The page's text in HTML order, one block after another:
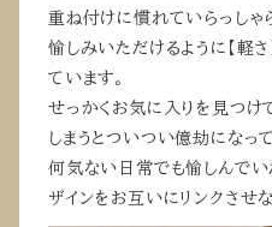
重ね付けに慣れていらっしゃ
愉しみいただけるように【軽
ています。
せっかくお気に入りを見つけ
しまうとついつい億劫になっ
何気ない日常でも愉しんでい
ザインをお互いにリンクさせ